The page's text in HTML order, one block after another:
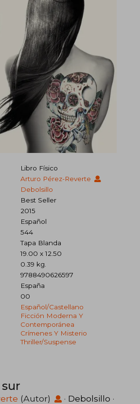
Libro Físico
Arturo Pérez-Reverte
Debolsillo
Best Seller
2015
Español
544
Tapa Blanda
19.00 x 12.50
0.39 kg.
9788490626597
España
00
Español/castellano
Ficción Moderna Y
Contemporánea
Crímenes Y Misterio
Thriller/suspense
(Autor) · Debolsillo ·